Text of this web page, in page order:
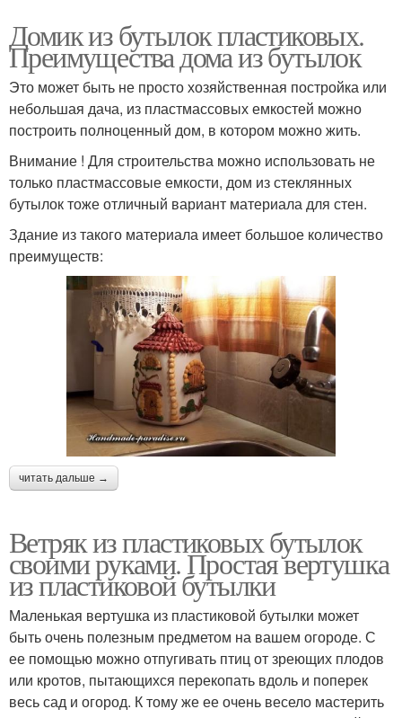
Домик из бутылок пластиковых.
Преимущества дома из бутылок
Это может быть не просто хозяйственная постройка или
небольшая дача, из пластмассовых емкостей можно
построить полноценный дом, в котором можно жить.
Внимание ! Для строительства можно использовать не
только пластмассовые емкости, дом из стеклянных
бутылок тоже отличный вариант материала для стен.
Здание из такого материала имеет большое количество
преимуществ:
читать дальше →
Ветряк из пластиковых бутылок
своими руками. Простая вертушка
из пластиковой бутылки
Маленькая вертушка из пластиковой бутылки может
быть очень полезным предметом на вашем огороде. С
ее помощью можно отпугивать птиц от зреющих плодов
или кротов, пытающихся перекопать вдоль и поперек
весь сад и огород. К тому же ее очень весело мастерить